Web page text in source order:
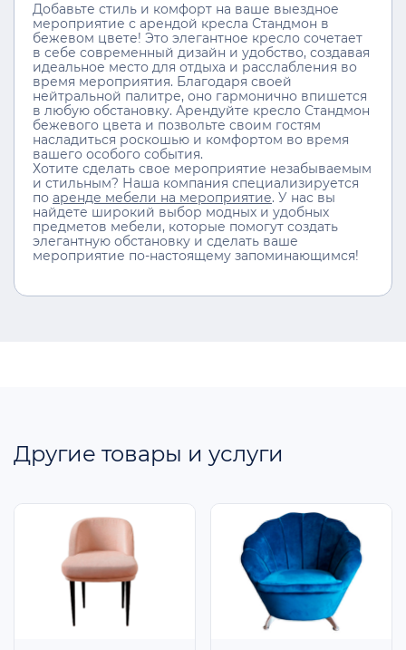
Добавьте стиль и комфорт на ваше выездное
мероприятие с арендой кресла Стандмон в
бежевом цвете! Это элегантное кресло сочетает
в себе современный дизайн и удобство, создавая
идеальное место для отдыха и расслабления во
время мероприятия. Благодаря своей
нейтральной палитре, оно гармонично впишется
в любую обстановку. Арендуйте кресло Стандмон
бежевого цвета и позвольте своим гостям
насладиться роскошью и комфортом во время
вашего особого события.
Хотите сделать свое мероприятие незабываемым
и стильным? Наша компания специализируется
по аренде мебели на мероприятие. У нас вы
найдете широкий выбор модных и удобных
предметов мебели, которые помогут создать
элегантную обстановку и сделать ваше
мероприятие по-настоящему запоминающимся!
Другие товары и услуги